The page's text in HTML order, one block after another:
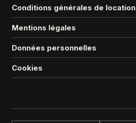
Conditions générales de location
Mentions légales
Données personnelles
Cookies